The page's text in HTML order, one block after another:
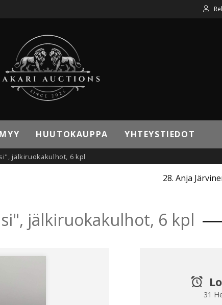
MYY HUUTOKAUPPA YHTEYSTIEDOT
jälkiruokakulhot, 6 kpl
28. Anja
jälkiruokakulhot, 6 kpl
31